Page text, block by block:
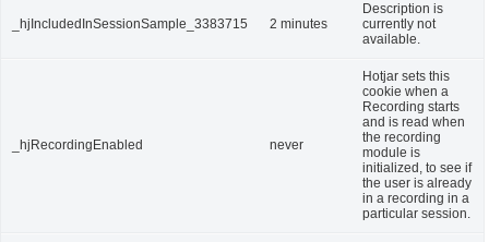
_hjIncludedInSessionSample_3383715 2 minutes
Description is
currently not
available.
_hjRecordingEnabled never
Hotjar sets this
cookie when a
Recording starts
and is read when
the recording
module is
initialized, to see if
the user is already
in a recording in a
particular session.